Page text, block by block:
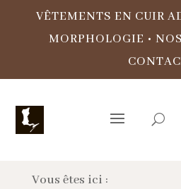
VÊTEMENTS EN CUIR
MORPHOLOGIE •
Vous êtes ici :